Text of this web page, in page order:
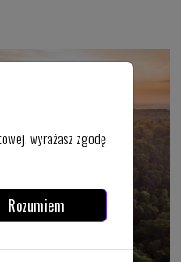
wyrażasz zgodę
Rozumiem